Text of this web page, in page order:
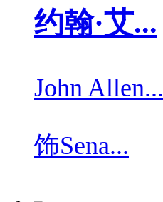
约翰·艾...
John Allen...
饰Sena...